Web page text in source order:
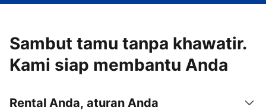
Sambut tamu tanpa khawatir.
Kami siap membantu Anda
Rental Anda, aturan Anda